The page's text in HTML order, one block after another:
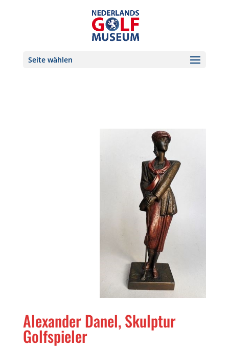
Seite wählen
Alexander Danel, Skulptur
Golfspieler